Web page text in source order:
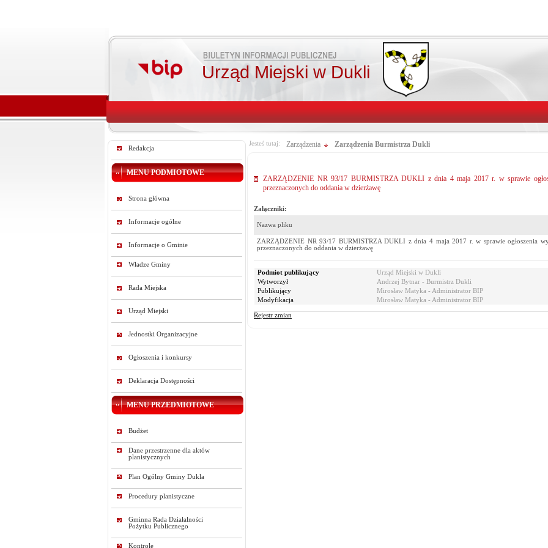
Urząd Miejski w Dukli
Redakcja
MENU PODMIOTOWE
Strona główna
Informacje ogólne
Informacje o Gminie
Władze Gminy
Rada Miejska
Urząd Miejski
Jednostki Organizacyjne
Ogłoszenia i konkursy
Deklaracja Dostępności
MENU PRZEDMIOTOWE
Budżet
Dane przestrzenne dla aktów
planistycznych
Plan Ogólny Gminy Dukla
Procedury planistyczne
Gminna Rada Działalności
Pożytku Publicznego
Kontrole
Jesteś tutaj: Zarządzenia Zarządzenia Burmistrza Dukli
ZARZĄDZENIE NR 93/17 BURMISTRZA DUKLI z dnia 4 maja 2017 r. w sprawie
przeznaczonych do oddania w dzierżawę
Załączniki:
Nazwa pliku
ZARZĄDZENIE NR 93/17 BURMISTRZA DUKLI z dnia 4 maja 2017 r. w sprawie ogłoszenia
przeznaczonych do oddania w dzierżawę
Podmiot publikujący
Urząd Miejski w Dukli
Wytworzył
Andrzej Bytnar - Burmistrz Dukli
Publikujący
Mirosław Matyka - Administrator BIP
Modyfikacja
Mirosław Matyka - Administrator BIP
Rejestr zmian